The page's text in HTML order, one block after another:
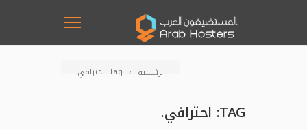
الرئيسية Tag: احترافي.
TAG: احترافي.